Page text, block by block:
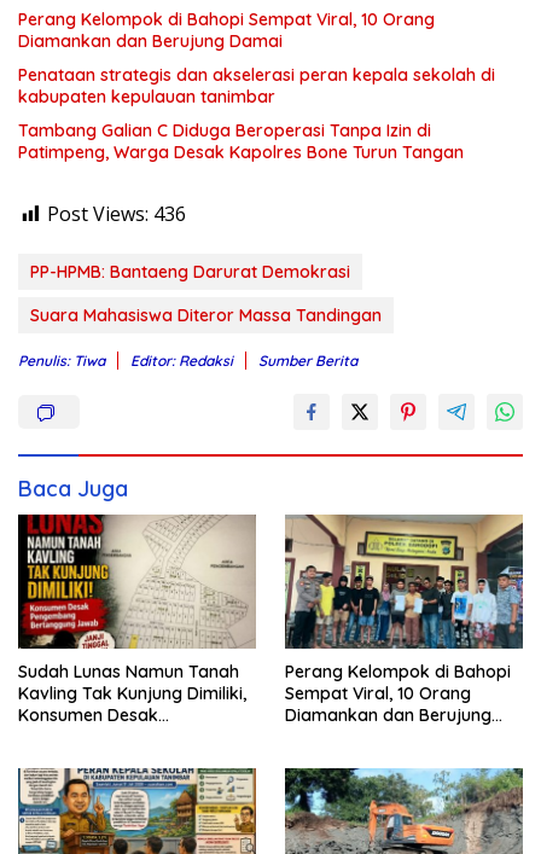
Perang Kelompok di Bahopi Sempat Viral, 10 Orang
Diamankan dan Berujung Damai
Penataan strategis dan akselerasi peran kepala sekolah di
kabupaten kepulauan tanimbar
Tambang Galian C Diduga Beroperasi Tanpa Izin di
Patimpeng, Warga Desak Kapolres Bone Turun Tangan
Post Views: 436
PP-HPMB: Bantaeng Darurat Demokrasi
Suara Mahasiswa Diteror Massa Tandingan
Penulis: Tiwa Editor: Redaksi Sumber Berita
Baca Juga
Sudah Lunas Namun Tanah
Kavling Tak Kunjung Dimiliki,
Konsumen Desak
Perang Kelompok di Bahopi
Sempat Viral, 10 Orang
Diamankan dan Berujung